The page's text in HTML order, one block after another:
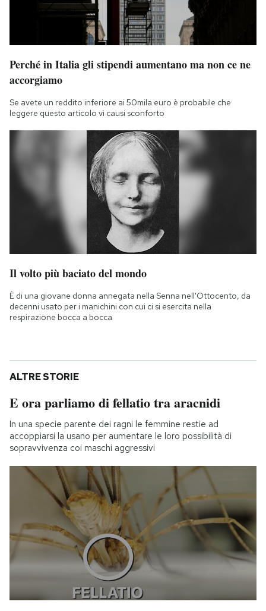
Perché in Italia gli stipendi aumentano ma non ce ne
accorgiamo
Se avete un reddito inferiore ai 50mila euro è probabile che
leggere questo articolo vi causi sconforto
Il volto più baciato del mondo
È di una giovane donna annegata nella Senna nell'Ottocento, da
decenni usato per i manichini con cui ci si esercita nella
respirazione bocca a bocca
ALTRE STORIE
E ora parliamo di fellatio tra aracnidi
In una specie parente dei ragni le femmine restie ad
accoppiarsi la usano per aumentare le loro possibilità di
sopravvivenza coi maschi aggressivi